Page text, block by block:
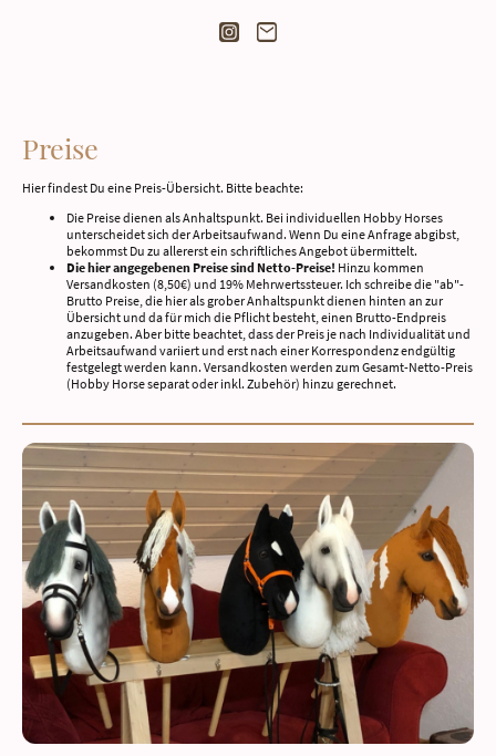
Preise
Hier findest Du eine Preis-Übersicht. Bitte beachte:
Die Preise dienen als Anhaltspunkt. Bei individuellen Hobby Horses
unterscheidet sich der Arbeitsaufwand. Wenn Du eine Anfrage abgibst,
bekommst Du zu allererst ein schriftliches Angebot übermittelt.
Die hier angegebenen Preise sind Netto-Preise! Hinzu kommen
Versandkosten (8,50€) und 19% Mehrwertssteuer. Ich schreibe die "ab"-
Brutto Preise, die hier als grober Anhaltspunkt dienen hinten an zur
Übersicht und da für mich die Pflicht besteht, einen Brutto-Endpreis
anzugeben. Aber bitte beachtet, dass der Preis je nach Individualität und
Arbeitsaufwand variiert und erst nach einer Korrespondenz endgültig
festgelegt werden kann. Versandkosten werden zum Gesamt-Netto-Preis
(Hobby Horse separat oder inkl. Zubehör) hinzu gerechnet.